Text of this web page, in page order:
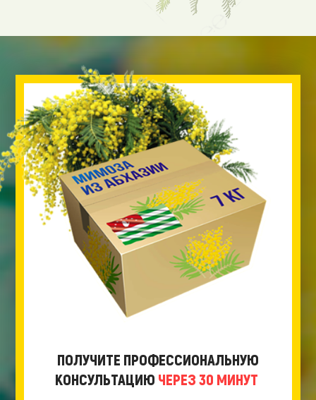
ПОЛУЧИТЕ ПРОФЕССИОНАЛЬНУЮ
КОНСУЛЬТАЦИЮ ЧЕРЕЗ 30 МИНУТ